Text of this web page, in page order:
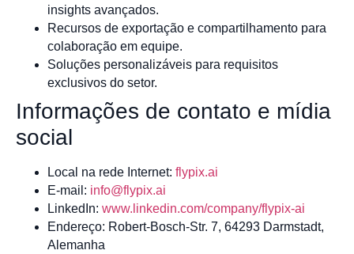
insights avançados.
Recursos de exportação e compartilhamento para
colaboração em equipe.
Soluções personalizáveis para requisitos
exclusivos do setor.
Informações de contato e mídia
social
Local na rede Internet: flypix.ai
E-mail: info@flypix.ai
LinkedIn: www.linkedin.com/company/flypix-ai
Endereço: Robert-Bosch-Str. 7, 64293 Darmstadt,
Alemanha